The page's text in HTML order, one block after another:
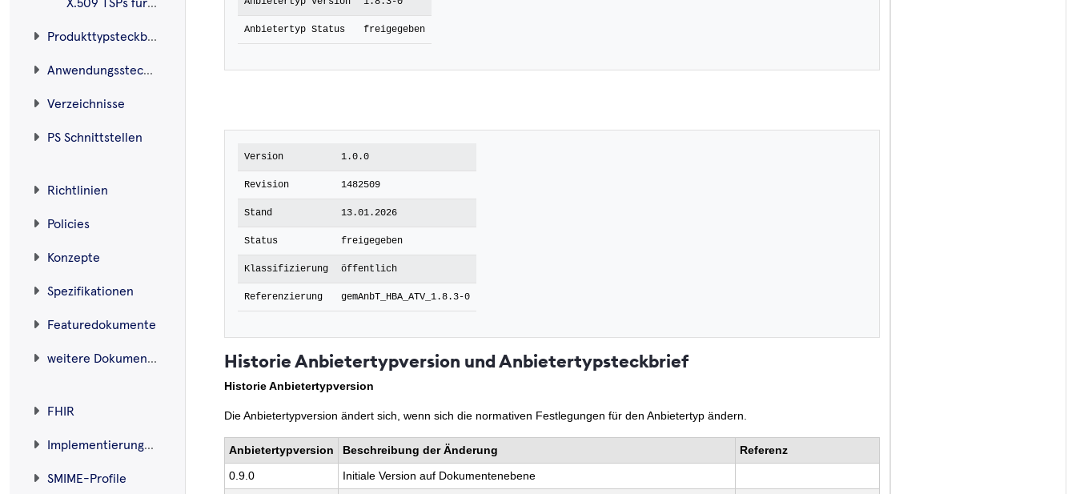
X.509 TSPs für eGK
Produkttypsteckbriefe
Anwendungssteckbriefe
Verzeichnisse
PS Schnittstellen
Richtlinien
Policies
Konzepte
Spezifikationen
Featuredokumente
weitere Dokumente
FHIR
Implementierungsleitfäden
SMIME-Profile
Anbietertyp Status freigegeben
Version 1.0.0
Revision 1482509
Stand 13.01.2026
Status freigegeben
Klassifizierung öffentlich
Referenzierung gemAnbT_HBA_ATV_1.8.3-0
Historie Anbietertypversion und Anbietertypsteckbrief
Historie Anbietertypversion
Die Anbietertypversion ändert sich, wenn sich die normativen Festlegungen für den Anbietertyp ändern.
Anbietertypversion Beschreibung der Änderung
Referenz
0.9.0
Initiale Version auf Dokumentenebene